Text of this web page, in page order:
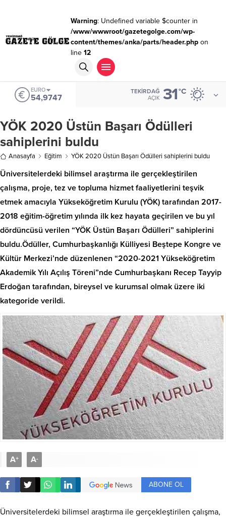
Warning: Undefined variable $counter in
/www/wwwroot/gazetegolge.com/wp-
content/themes/anka/parts/header.phpon
line 12
EURO
54,9747
TEKIRDAĞ
AÇIK 31°C
YÖK 2020 Üstün Başarı Ödülleri
sahiplerini buldu
Anasayfa Eğitim YÖK 2020 Üstün Başarı Ödülleri sahiplerini buldu
Üniversitelerdeki bilimsel araştırma ile gerçekleştirilen
çalışma, proje, tez ve topluma hizmet faaliyetlerini teşvik
etmek amacıyla Yükseköğretim Kurulu (YÖK) tarafından 2017-
2018 eğitim-öğretim yılında ilk kez hayata geçirilen ve bu yıl
dördüncüsü verilen “YÖK Üstün Başarı Ödülleri” sahiplerini
buldu.Ödüller, Cumhurbaşkanlığı Külliyesi Beştepe Kongre ve
Kültür Merkezi’nde düzenlenen “2020-2021 Yükseköğretim
Akademik Yılı Açılış Töreni”nde Cumhurbaşkanı Recep Tayyip
Erdoğan tarafından, bireysel ve kurumsal olmak üzere iki
kategoride verildi.
A+ A-
ABONE OL
Üniversitelerdeki bilimsel araştırma ile gerçekleştirilen çalışma,